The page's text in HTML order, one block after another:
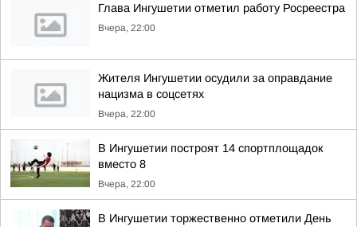
Глава Ингушетии отметил работу Росреестра
Вчера, 22:00
Жителя Ингушетии осудили за оправдание
нацизма в соцсетях
Вчера, 22:00
В Ингушетии построят 14 спортплощадок
вместо 8
Вчера, 22:00
В Ингушетии торжественно отметили День